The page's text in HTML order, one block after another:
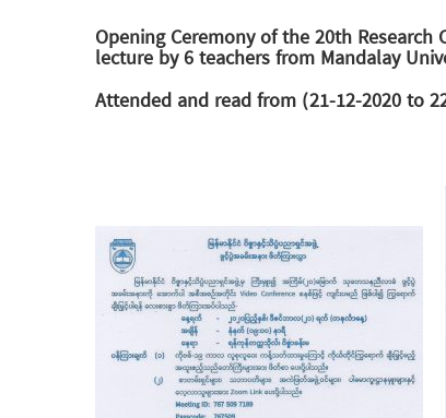
Opening Ceremony of the 20th
lecture by 6 teachers from Mandalay
Attended and read from (21-12-2020 to